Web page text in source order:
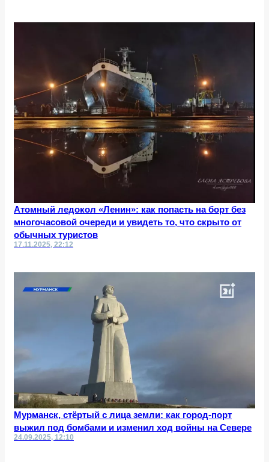
Атомный ледокол «Ленин»: как попасть на борт без
многочасовой очереди и увидеть то, что скрыто от
обычных туристов
17.11.2025, 22:12
Мурманск, стёртый с лица земли: как город-порт
выжил под бомбами и изменил ход войны на Севере
24.09.2025, 12:10